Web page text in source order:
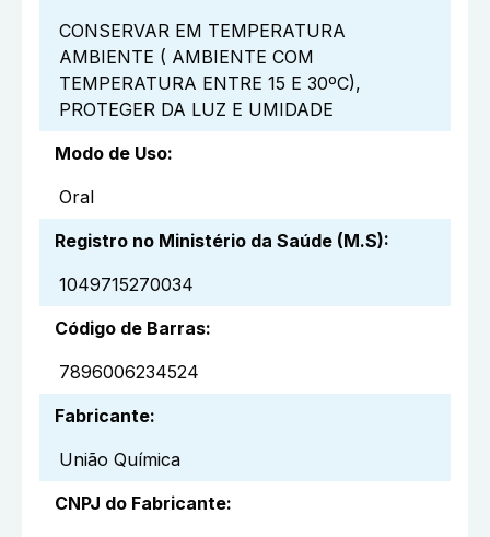
CONSERVAR EM TEMPERATURA
AMBIENTE ( AMBIENTE COM
TEMPERATURA ENTRE 15 E 30ºC),
PROTEGER DA LUZ E UMIDADE
Modo de Uso:
Oral
Registro no Ministério da Saúde (M.S):
1049715270034
Código de Barras:
7896006234524
Fabricante:
União Química
CNPJ do Fabricante: